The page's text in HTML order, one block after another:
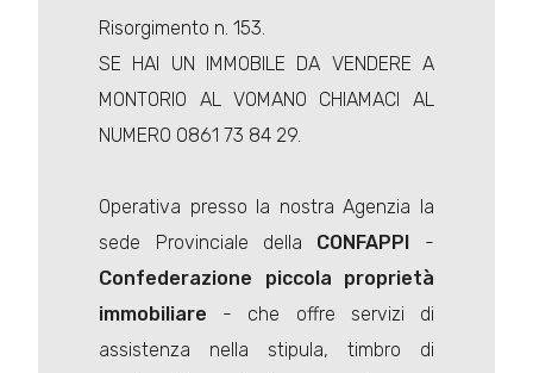
Risorgimento n. 153.
SE HAI UN IMMOBILE DA VENDERE A
MONTORIO AL VOMANO CHIAMACI AL
NUMERO 0861 73 84 29.
Operativa presso la nostra Agenzia la
sede Provinciale della CONFAPPI -
Confederazione piccola proprietà
immobiliare - che offre servizi di
assistenza nella stipula, timbro di